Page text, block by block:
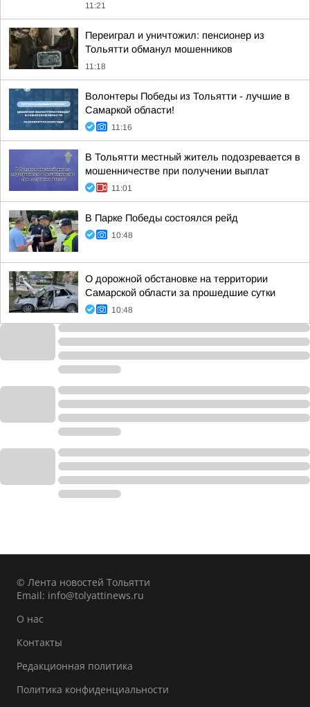
11:21
Переиграл и уничтожил: пенсионер из
Тольятти обманул мошенников
11:18
Волонтеры Победы из Тольятти - лучшие в
Самаркой области!
11:16
В Тольятти местный житель подозревается в
мошенничестве при получении выплат
11:01
В Парке Победы состоялся рейд
10:48
О дорожной обстановке на территории
Самарской области за прошедшие сутки
10:48
© Лента новостей Тольятти
Email: info@tolyattinews.ru
О нас
Контакты
Редакционная политика
Политика конфиденциальности